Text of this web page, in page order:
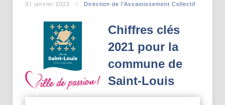
31 janvier 2023 Direction de l’Assainissement Collectif
Chiffres clés
2021 pour la
commune de
Saint-Louis